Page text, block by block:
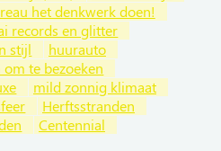
het denkwerk doen!
records en glitter
stijl
huurauto
te bezoeken
mild zonnig klimaat
Herftsstranden
Centennial